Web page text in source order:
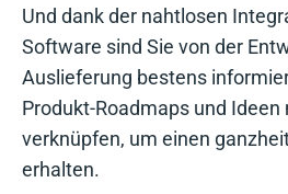
Und dank der nahtlosen
Software sind Sie von der
Auslieferung bestens
Produkt-Roadmaps und Ideen
verknüpfen, um einen
erhalten.